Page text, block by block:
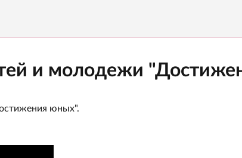
и молодежи
юных".